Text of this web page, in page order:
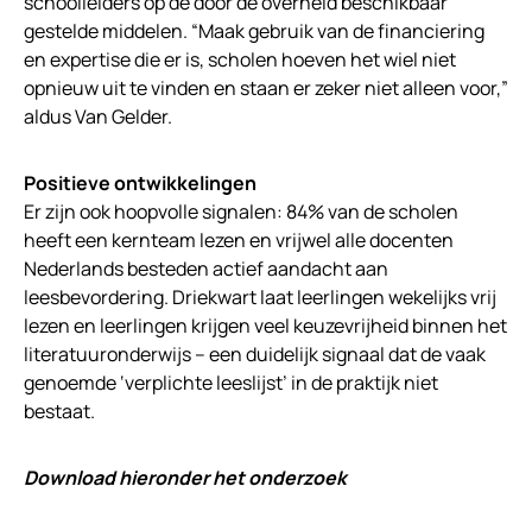
gestelde middelen. “Maak gebruik van de financiering
en expertise die er is, scholen hoeven het wiel niet
opnieuw uit te vinden en staan er zeker niet alleen voor,”
aldus Van Gelder.
Positieve ontwikkelingen
Er zijn ook hoopvolle signalen: 84% van de scholen
heeft een kernteam lezen en vrijwel alle docenten
Nederlands besteden actief aandacht aan
leesbevordering. Driekwart laat leerlingen wekelijks vrij
lezen en leerlingen krijgen veel keuzevrijheid binnen het
literatuuronderwijs – een duidelijk signaal dat de vaak
genoemde ‘verplichte leeslijst’ in de praktijk niet
bestaat.
Download hieronder het onderzoek